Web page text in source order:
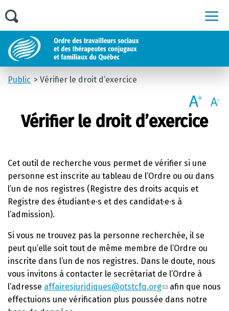
Public Vérifier le droit d’exercice
Vérifier le droit d’exercice
Cet outil de recherche vous permet de vérifier si une
personne est inscrite au tableau de l’Ordre ou ou dans
l’un de nos registres (Registre des droits acquis et
Registre des étudiant·e·s et des candidat·e·s à
l’admission).
Si vous ne trouvez pas la personne recherchée, il se
peut qu’elle soit tout de même membre de l’Ordre ou
inscrite dans l’un de nos registres. Dans le doute, nous
vous invitons à contacter le secrétariat de l’Ordre à
l’adresse affairesjuridiques@otstcfq.org
afin que nous
effectuions une vérification plus poussée dans notre